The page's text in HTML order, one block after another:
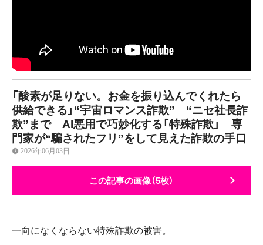
「酸素が足りない。お金を振り込んでくれたら
供給できる」“宇宙ロマンス詐欺” “ニセ社長詐
欺”まで AI悪用で巧妙化する「特殊詐欺」 専
門家が“騙されたフリ”をして見えた詐欺の手口
2026年06月03日
この記事の画像（5枚）
一向になくならない特殊詐欺の被害。